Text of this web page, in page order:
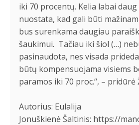
iki 70 procentų. Kelia labai
nuostata, kad gali būti
bus surenkama daugiau
šaukimui. Tačiau iki šiol (…)
pasinaudota, nes visada
būtų kompensuojama visiems
paramos iki 70 proc.“, – pridūrė
Autorius: Eulalija
Jonuškienė Šaltinis: https://